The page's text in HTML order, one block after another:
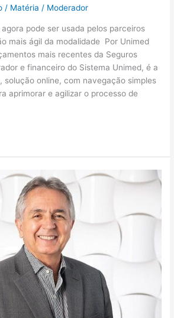
/ Matéria / Moderador
pode ser usada pelos parceiros
mais ágil da modalidade Por Unimed
mais recentes da Seguros
e financeiro do Sistema Unimed, é a
solução online, com navegação simples
aprimorar e agilizar o processo de